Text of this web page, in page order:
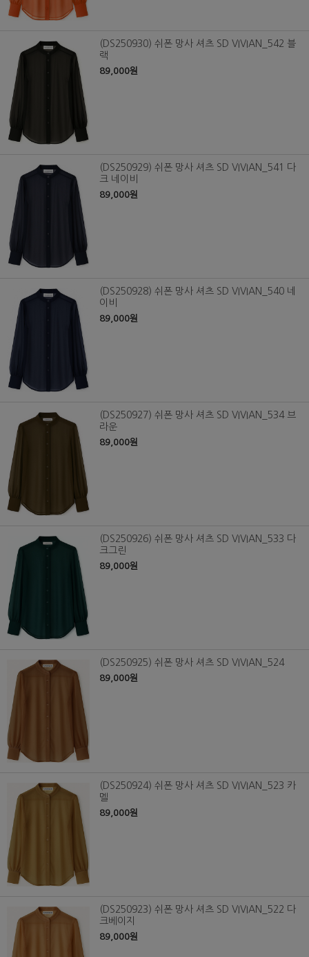
(DS250930) 쉬폰 망사 셔츠 SD VIVIAN_542 블
랙
89,000원
(DS250929) 쉬폰 망사 셔츠 SD VIVIAN_541 다
크 네이비
89,000원
(DS250928) 쉬폰 망사 셔츠 SD VIVIAN_540 네
이비
89,000원
(DS250927) 쉬폰 망사 셔츠 SD VIVIAN_534 브
라운
89,000원
(DS250926) 쉬폰 망사 셔츠 SD VIVIAN_533 다
크그린
89,000원
(DS250925) 쉬폰 망사 셔츠 SD VIVIAN_524
89,000원
(DS250924) 쉬폰 망사 셔츠 SD VIVIAN_523 카
멜
89,000원
(DS250923) 쉬폰 망사 셔츠 SD VIVIAN_522 다
크베이지
89,000원